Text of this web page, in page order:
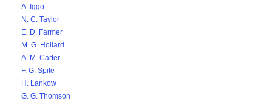
A. Iggo
N. C. Taylor
E. D. Farmer
M. G. Hollard
A. M. Carter
F. G. Spite
H. Lankow
G. G. Thomson